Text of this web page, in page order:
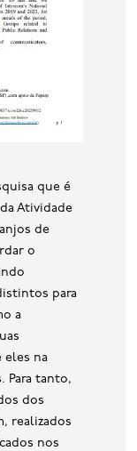
Atividade
de
o
para
a
eles na
Para tanto,
dos
realizados
nos